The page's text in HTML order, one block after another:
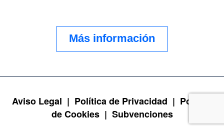
Más información
Aviso Legal | Política de Privacidad | Política
de Cookies | Subvenciones